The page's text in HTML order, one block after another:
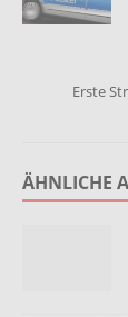
Erste
ÄHNLICHE